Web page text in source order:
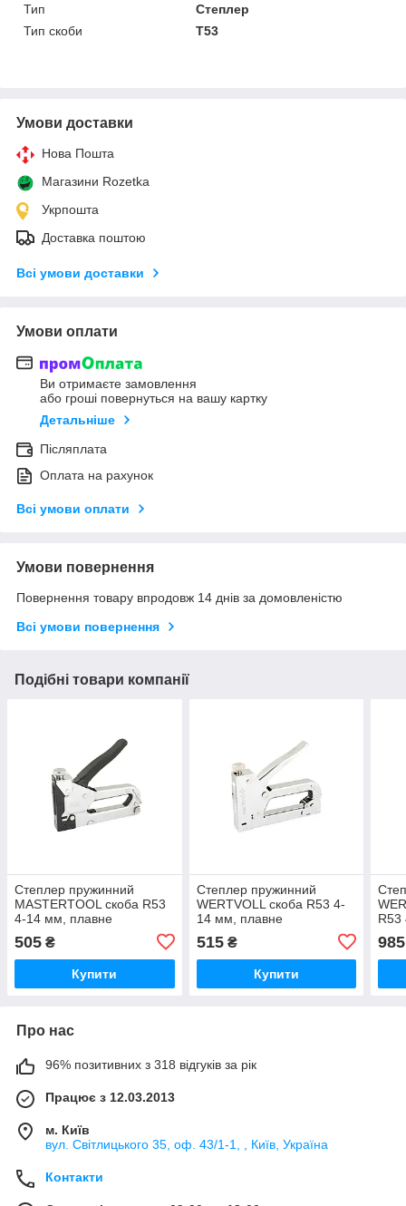
Тип
Степлер
Тип скоби
Т53
Умови доставки
Нова Пошта
Магазини Rozetka
Укрпошта
Доставка поштою
Всі умови доставки
Умови оплати
Ви отримаєте замовлення
або гроші повернуться на вашу картку
Детальніше
Післяплата
Оплата на рахунок
Всі умови оплати
Умови повернення
Повернення товару впродовж 14 днів за домовленістю
Всі умови повернення
Подібні товари компанії
Степлер пружинний
MASTERTOOL скоба R53
4-14 мм, плавне
регулювання сили удару,
корпус метал/хром
505 ₴
Купити
Степлер пружинний
WERTVOLL скоба R53 4-
14 мм, плавне
регулювання сили удару,
корпус метал/хром
515₴
Купити
R53
985
Про нас
96% позитивних з 318 відгуків за рік
Працює з 12.03.2013
м. Київ
вул. Світлицького 35, оф. 43/1-1, , Київ, Україна
Контакти